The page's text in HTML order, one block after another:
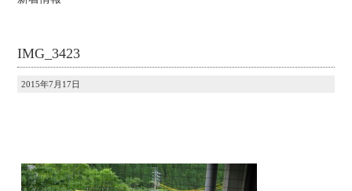
IMG_3423
2015年7月17日